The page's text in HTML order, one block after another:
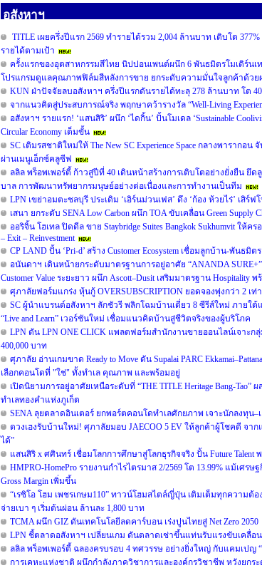
อสังหาฯ
TITLE เผยครึ่งปีแรก 2569 ทำรายได้รวม 2,004 ล้านบาท เติบโต
รายได้ตามเป้า
ครั้งแรกของอุตสาหกรรมสีไทย นิปปอนเพนต์ผนึก 6 พันธมิตรโมเดิร์นเ
โปรแกรมดูแลคุณภาพฟิล์มสีหลังการขาย ยกระดับความมั่นใจลูกค้าด้ว
KUN ฝ่าปัจจัยลบอสังหาฯ ครึ่งปีแรกดันรายได้ทะลุ 278 ล้านบาท โต
จากแนวคิดสู่ประสบการณ์จริง พฤกษาคว้ารางวัล “Well-Living
อสังหาฯ รายแรก! ‘แสนสิริ’ ผนึก ‘ไดกิ้น’ ปั้นโมเดล ‘Sustainable
Circular Economy เต็มขั้น
SC เติมรสชาติใหม่ให้ The New SC Experience Space กลางพาราก
ผ่านเมนูเอ็กซ์คลูซีฟ
ลลิล พร็อพเพอร์ตี้ ก้าวสู่ปีที่ 40 เดินหน้าสร้างการเติบโตอย่างยั่งยืน
บาล การพัฒนาทรัพยากรมนุษย์อย่างต่อเนื่องและการทำงานเป็นทีม
LPN เขย่าอมตะชลบุรี ประเดิม ‘เอิร์นม่วนเฟส’ ดึง ‘ก้อง ห้วยไร่’ เสิ
เสนา ยกระดับ SENA Low Carbon ผนึก TOA ขับเคลื่อน Green Supply
ออริจิ้น โฮเทล ปิดดีล ขาย Staybridge Suites Bangkok Sukhumvit ให้
– Exit – Reinvestment
CP LAND ปั้น ‘Pri-d’ สร้าง Customer Ecosystem เชื่อมลูกบ้าน-พันธมิ
อนันดาฯ เดินหน้ายกระดับมาตรฐานการอยู่อาศัย “ANANDA
Customer Value ระยะยาว ผนึก Ascott–Dusit เสริมมาตรฐาน
ศุภาลัยฟอร์มแกร่ง หุ้นกู้ OVERSUBSCRIPTION ยอดจองพุ่งกว่า 2
SC ผู้นำแบรนด์อสังหาฯ ลักชัวรี พลิกโฉมบ้านเดี่ยว 8 ซีรีส์ใหม่ ภายใต้
“Live and Learn” เวอร์ชันใหม่ เชื่อมแนวคิดบ้านสู่ชีวิตจริงของผู้บริโภค
LPN ดัน LPN ONE CLICK แพลตฟอร์มสำนักงานขายออนไลน์เจาะ
400,000 บาท
ศุภาลัย อ่านเกมขาด Ready to Move ดัน Supalai PARC
เลือกคอนโดที่ "ใช่" ทั้งทำเล คุณภาพ และพร้อมอยู่
เปิดนิยามการอยู่อาศัยเหนือระดับที่ “THE TITLE Heritage Bang-Tao” ผ
ทำเลทองคำแห่งภูเก็ต
SENA ลุยตลาดอินเตอร์ ยกพอร์ตคอนโดทำเลศักยภาพ เจาะนักลงทุน–
ดวงเฮงรับบ้านใหม่! ศุภาลัยมอบ JAECOO 5 EV ให้ลูกค้าผู้โชคดี จา
ได้”
แสนสิริ x ศศินทร์ เชื่อมโลกการศึกษาสู่โลกธุรกิจจริง ปั้น Future
HMPRO-HomePro รายงานกำไรไตรมาส 2/2569 โต 13.99% แม้เศ
Gross Margin เพิ่มขึ้น
“เรซิโอ โฮม เพชรเกษม110” ทาวน์โฮมสไตล์ญี่ปุ่น เติมเต็มทุกความต้
จ่ายเบา ๆ เริ่มต้นผ่อน ล้านละ 1,800 บาท
TCMA ผนึก GIZ ดันเทคโนโลยีลดคาร์บอน เร่งปูนไทยสู่ Net Zero 2050
LPN ชี้ตลาดอสังหาฯ เปลี่ยนเกม ดันตลาดเช่าขึ้นแท่นรับแรงขับเคลื่อ
ลลิล พร็อพเพอร์ตี้ ฉลองครบรอบ 4 ทศวรรษ อย่างยิ่งใหญ่ กับแคมเปญ
การเคหะแห่งชาติ ผนึกกำลังภาควิชาการและองค์กรวิชาชีพ หวังยกระดั